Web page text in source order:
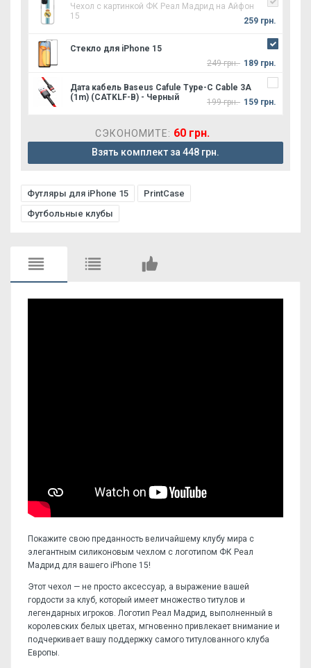
Чехол с картинкой ФК Реал Мадрид на Айфон
15
259 грн.
Стекло для iPhone 15
249 грн. 189 грн.
Дата кабель Baseus Cafule Type-C Cable 3A
(1m) (CATKLF-B) - Черный
199 грн. 159 грн.
СЭКОНОМИТЕ: 60 грн.
Взять комплект за 448 грн.
Футляры для iPhone 15
PrintCase
Футбольные клубы
Покажите свою преданность величайшему клубу мира с
элегантным силиконовым чехлом с логотипом ФК Реал
Мадрид для вашего iPhone 15!
Этот чехол — не просто аксессуар, а выражение вашей
гордости за клуб, который имеет множество титулов и
легендарных игроков. Логотип Реал Мадрид, выполненный в
королевских белых цветах, мгновенно привлекает внимание и
подчеркивает вашу поддержку самого титулованного клуба
Европы.